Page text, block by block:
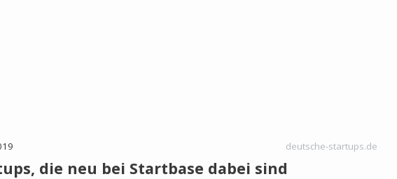
deutsche-startups.de
die neu bei Startbase dabei sind